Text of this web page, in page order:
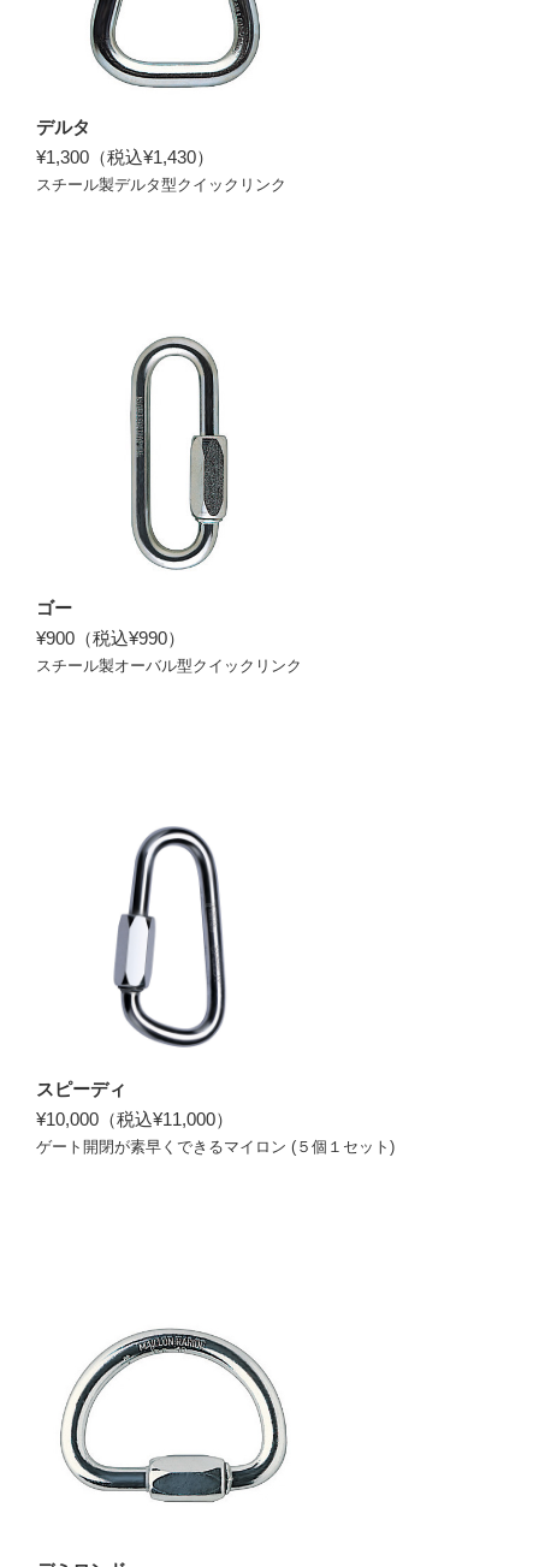
デルタ
¥1,300（税込¥1,430）
スチール製デルタ型クイックリンク
ゴー
¥900（税込¥990）
スチール製オーバル型クイックリンク
スピーディ
¥10,000（税込¥11,000）
ゲート開閉が素早くできるマイロン (５個１セット)